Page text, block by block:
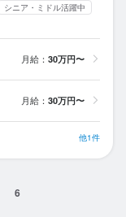
シニア・ミドル活躍中
月給： 30万円〜
月給： 30万円〜
他1件
6